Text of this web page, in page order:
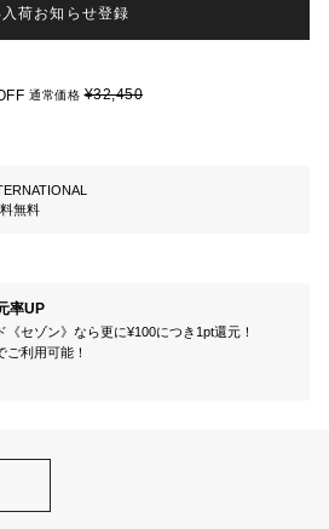
荷お知らせ登録
通常価格¥32,450
無料
率UP
セゾン》なら更に¥100につき1pt還元！
利用可能！